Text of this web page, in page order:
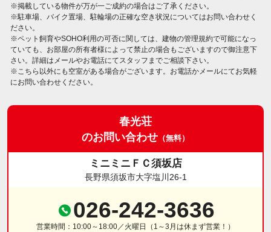
※掲載している物件が万が一ご成約の場合はご了承ください。
※駐車場、バイク置場、駐輪場の正確な空き状況についてはお問い合わせく
ださい。
※ペット飼育やSOHO利用の可否に関しては、建物の管理規約で可能になっ
ていても、お部屋の所有者様によって禁止の場合もございますので御注意下
さい。詳細はメールやお電話にてスタッフまでご相談下さい。
※こちら以外にも空室がある場合がございます。お電話かメールにてお気軽
にお問い合わせください。
春光荘
のお問い合わせ （無料）
ミニミニＦＣ須坂店
長野県須坂市大字塩川26-1
026-242-3636
営業時間：10:00～18:00／火曜日（1～3月は休まず営業！）